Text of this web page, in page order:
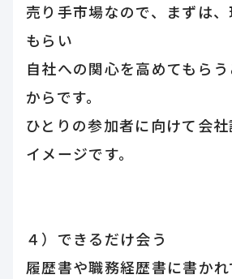
売り手市場なので、まずは
もらい
自社への関心を高めてもら
からです。
ひとりの参加者に向けて会
イメージです。
４）できるだけ会う
履歴書や職務経歴書に書か